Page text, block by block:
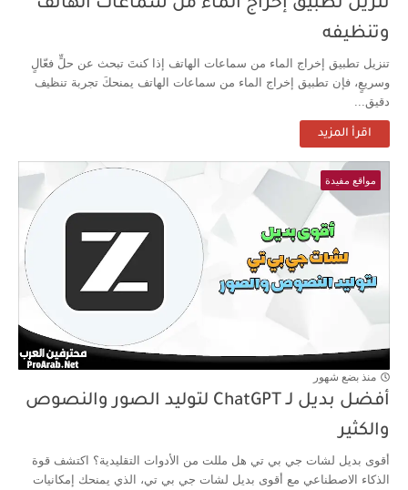
وتنظيفه
تنزيل تطبيق إخراج الماء من سماعات الهاتف إذا كنتَ تبحث عن حلٍّ فعّالٍ
وسريعٍ، فإن تطبيق إخراج الماء من سماعات الهاتف يمنحكَ تجربة تنظيف
دقيق...
اقرأ المزيد
مواقع مفيدة
منذ بضع شهور
أفضل بديل لـ ChatGPT لتوليد الصور والنصوص
والكثير
أقوى بديل لشات جي بي تي هل مللت من الأدوات التقليدية؟ اكتشف قوة
الذكاء الاصطناعي مع أقوى بديل لشات جي بي تي، الذي يمنحك إمكانيات